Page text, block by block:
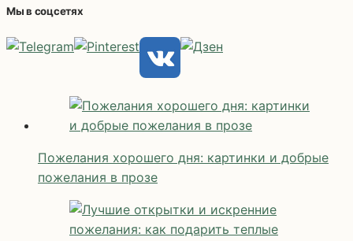
Мы в соцсетях
Пожелания хорошего дня: картинки и добрые
пожелания в прозе